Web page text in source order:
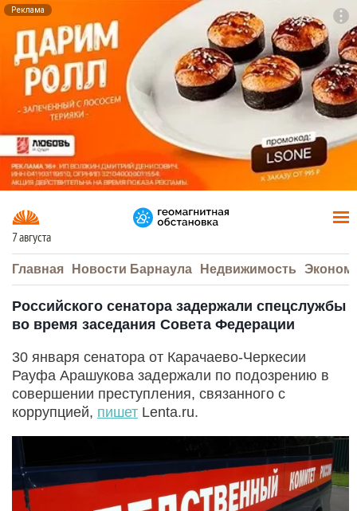
Реклама
7 августа
Главная Новости Барнаула Недвижимость
Российского сенатора задержали спецслужбы
во время заседания Совета Федерации
30 января сенатора от Карачаево-Черкесии
Рауфа Арашукова задержали по подозрению в
совершении преступления, связанного с
коррупцией, пишет Lenta.ru.